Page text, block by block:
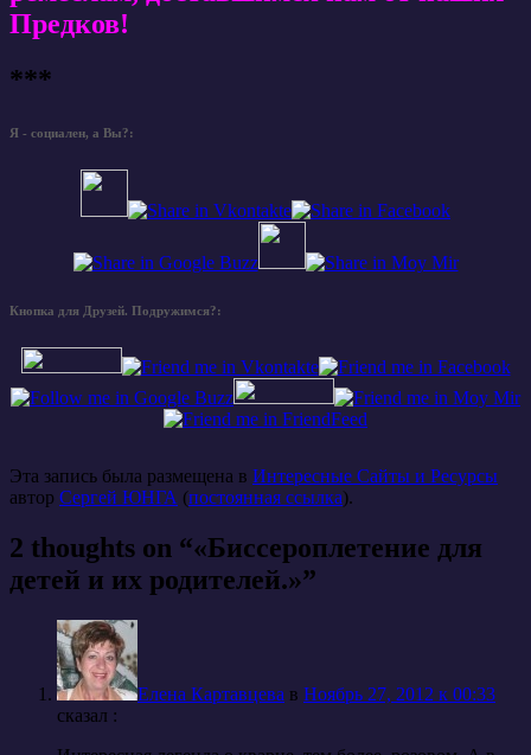
Предков!
***
Я - социален, а Вы?:
Кнопка для Друзей. Подружимся?:
Эта запись была размещена в Интересные Сайты и Ресурсы
автор Сергей ЮНГА (постоянная ссылка).
2 thoughts on “«Биссероплетение для
детей и их родителей.»”
Елена Картавцева в Ноябрь 27, 2012 к 00:33
cказал :